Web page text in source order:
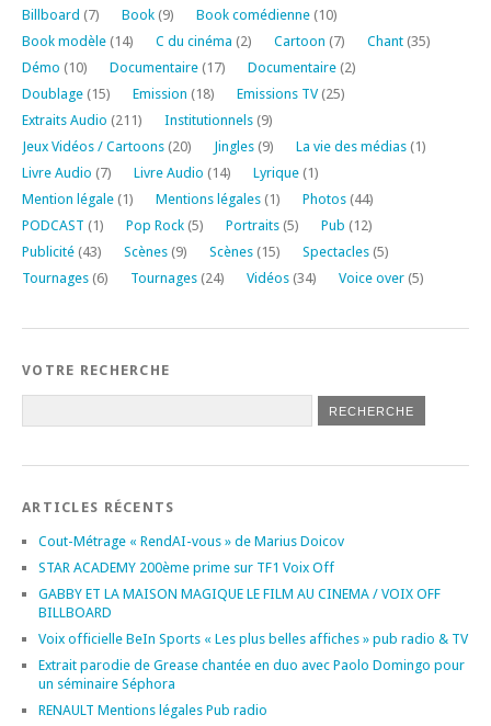
Billboard (7) Book (9) Book comédienne (10)
Book modèle (14) C du cinéma (2) Cartoon (7) Chant (35)
Démo (10) Documentaire (17) Documentaire (2)
Doublage (15) Emission (18) Emissions TV(25)
Extraits Audio (211) Institutionnels (9)
Jeux Vidéos / Cartoons (20) Jingles (9) La vie des médias (1)
Livre Audio (7) Livre Audio (14) Lyrique (1)
Mention légale (1) Mentions légales (1) Photos (44)
PODCAST (1) Pop Rock (5) Portraits (5) Pub (12)
Publicité (43) Scènes (9) Scènes (15) Spectacles (5)
Tournages (6) Tournages (24) Vidéos (34) Voice over (5)
VOTRE RECHERCHE
ARTICLES RÉCENTS
Cout-Métrage « RendAI-vous » de Marius Doicov
STAR ACADEMY 200ème prime sur TF1 Voix Off
GABBY ET LA MAISON MAGIQUE LE FILM AU CINEMA / VOIX OFF
BILLBOARD
Voix officielle BeIn Sports « Les plus belles affiches » pub radio & TV
Extrait parodie de Grease chantée en duo avec Paolo Domingo pour
un séminaire Séphora
RENAULT Mentions légales Pub radio